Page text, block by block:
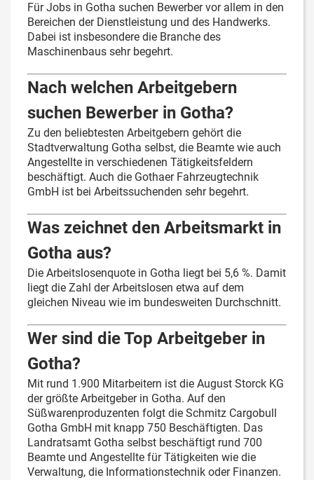
Für Jobs in Gotha suchen Bewerber vor allem in den
Bereichen der Dienstleistung und des Handwerks.
Dabei ist insbesondere die Branche des
Maschinenbaus sehr begehrt.
Nach welchen Arbeitgebern
suchen Bewerber in Gotha?
Zu den beliebtesten Arbeitgebern gehört die
Stadtverwaltung Gotha selbst, die Beamte wie auch
Angestellte in verschiedenen Tätigkeitsfeldern
beschäftigt. Auch die Gothaer Fahrzeugtechnik
GmbH ist bei Arbeitssuchenden sehr begehrt.
Was zeichnet den Arbeitsmarkt in
Gotha aus?
Die Arbeitslosenquote in Gotha liegt bei 5,6 %. Damit
liegt die Zahl der Arbeitslosen etwa auf dem
gleichen Niveau wie im bundesweiten Durchschnitt.
Wer sind die Top Arbeitgeber in
Gotha?
Mit rund 1.900 Mitarbeitern ist die August Storck KG
der größte Arbeitgeber in Gotha. Auf den
Süßwarenproduzenten folgt die Schmitz Cargobull
Gotha GmbH mit knapp 750 Beschäftigten. Das
Landratsamt Gotha selbst beschäftigt rund 700
Beamte und Angestellte für Tätigkeiten wie die
Verwaltung, die Informationstechnik oder Finanzen.